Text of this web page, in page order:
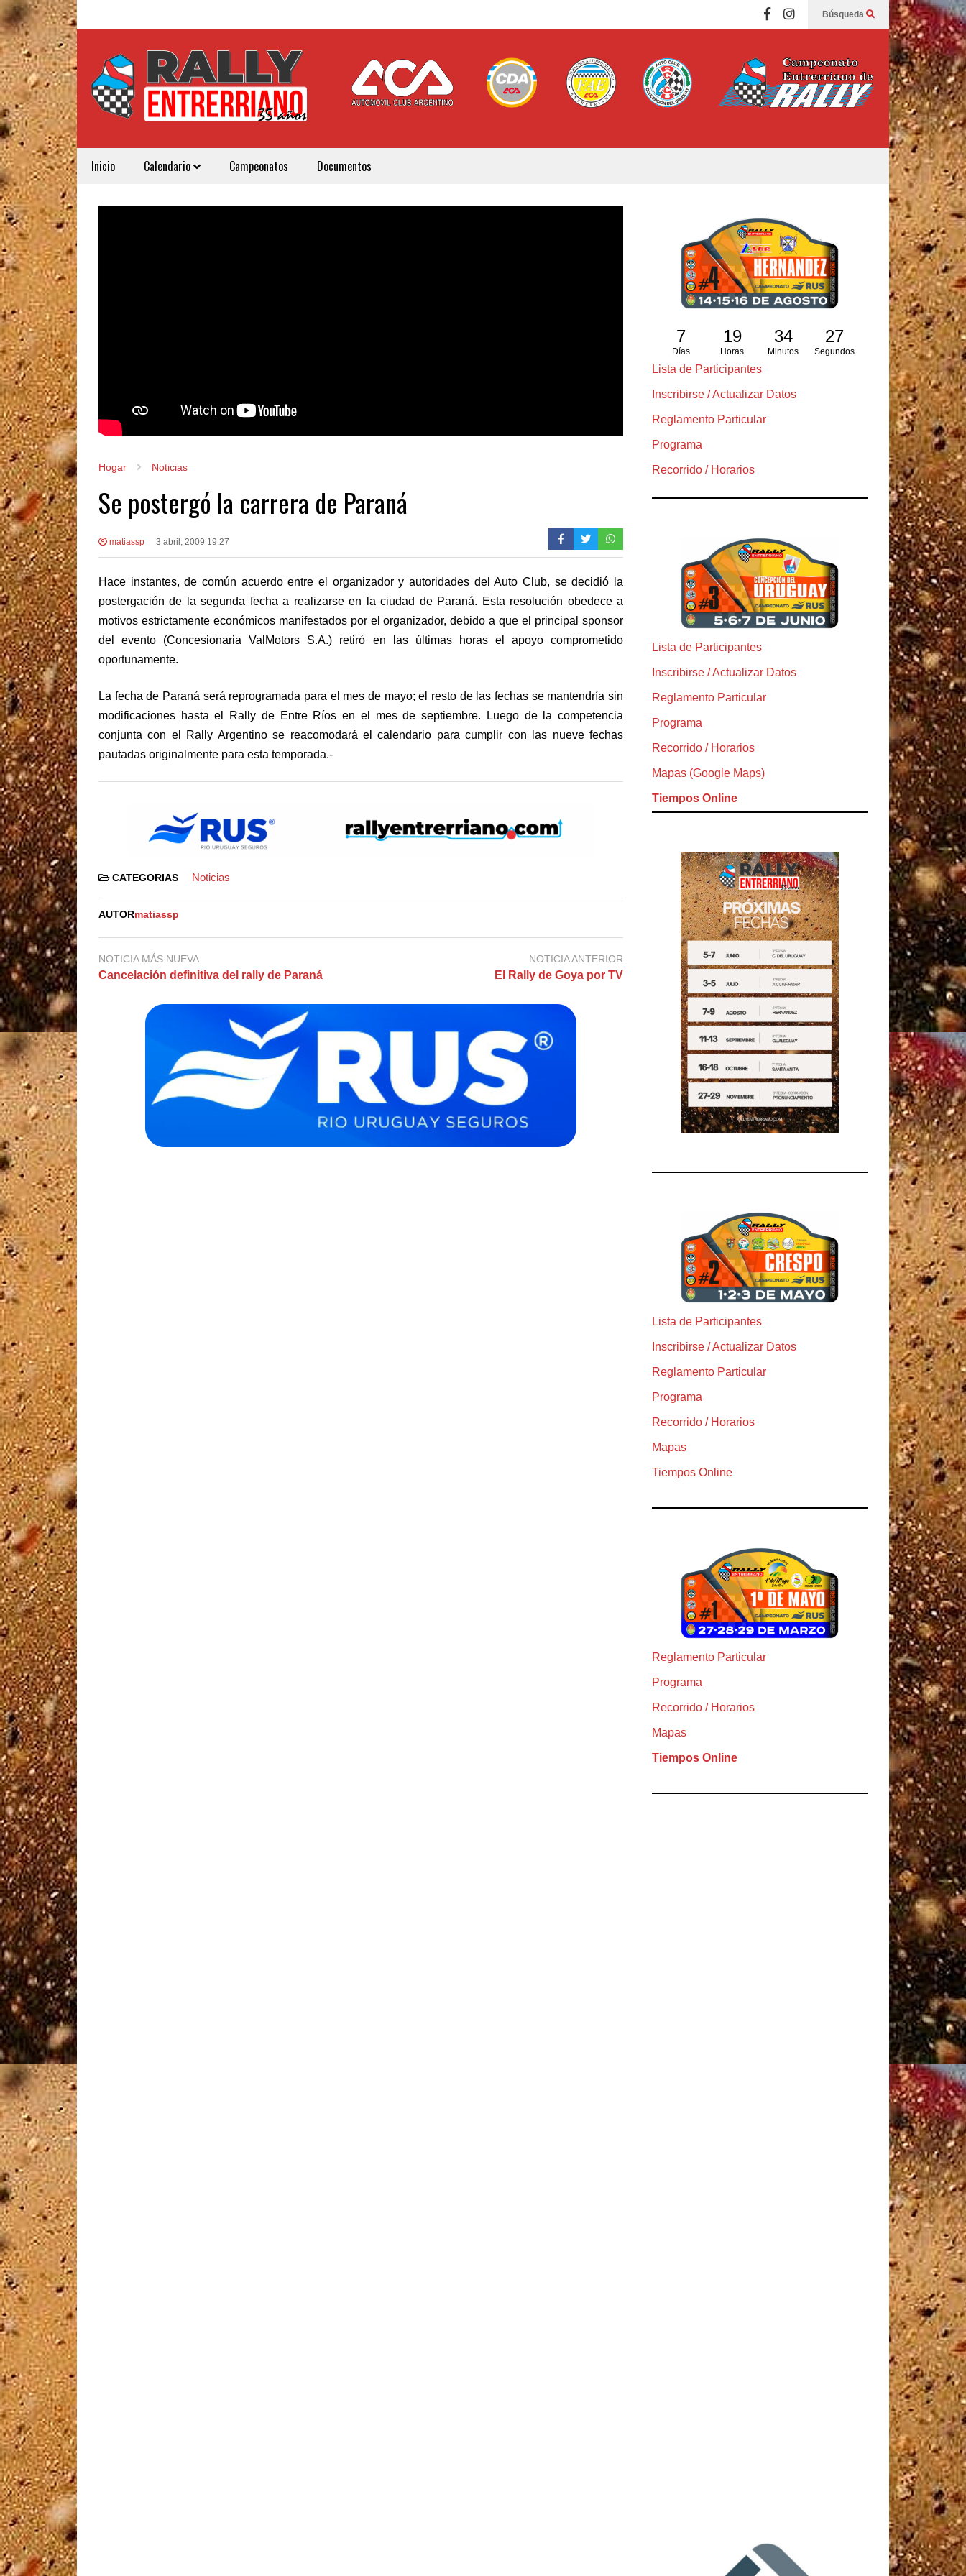
Búsqueda
Inicio Calendario Campeonatos Documentos
Hogar Noticias
Se postergó la carrera de Paraná
matiassp 3 abril, 2009 19:27
Hace instantes, de común acuerdo entre el organizador y autoridades del Auto Club, se decidió la
postergación de la segunda fecha a realizarse en la ciudad de Paraná. Esta resolución obedece a
motivos estrictamente económicos manifestados por el organizador, debido a que el principal sponsor
del evento (Concesionaria ValMotors S.A.) retiró en las últimas horas el apoyo comprometido
oportunamente.
La fecha de Paraná será reprogramada para el mes de mayo; el resto de las fechas se mantendría sin
modificaciones hasta el Rally de Entre Ríos en el mes de septiembre. Luego de la competencia
conjunta con el Rally Argentino se reacomodará el calendario para cumplir con las nueve fechas
pautadas originalmente para esta temporada.-
CATEGORIAS Noticias
AUTORmatiassp
NOTICIA MÁS NUEVA
Cancelación definitiva del rally de Paraná
NOTICIA ANTERIOR
El Rally de Goya por TV
7
Días
19
Horas
34
Minutos
26
Segundos
Lista de Participantes
Inscribirse / Actualizar Datos
Reglamento Particular
Programa
Recorrido / Horarios
Lista de Participantes
Inscribirse / Actualizar Datos
Reglamento Particular
Programa
Recorrido / Horarios
Mapas (Google Maps)
Tiempos Online
Lista de Participantes
Inscribirse / Actualizar Datos
Reglamento Particular
Programa
Recorrido / Horarios
Mapas
Tiempos Online
Reglamento Particular
Programa
Recorrido / Horarios
Mapas
Tiempos Online